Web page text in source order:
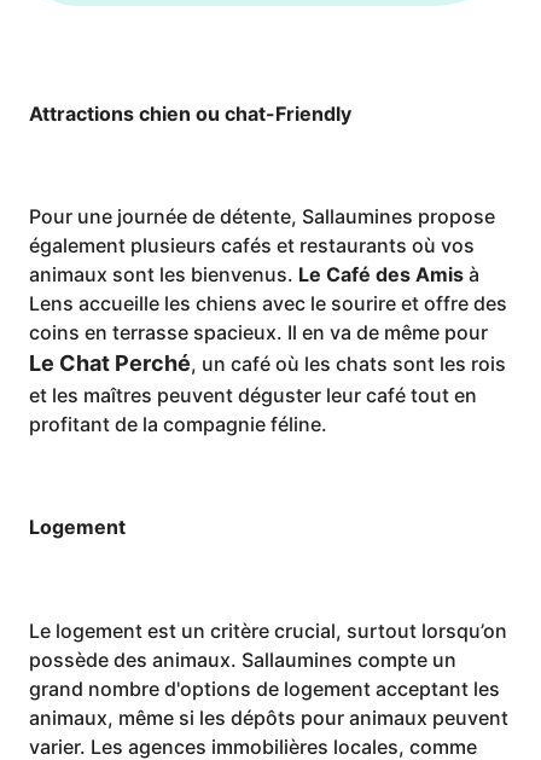
Attractions chien ou chat-Friendly
Pour une journée de détente, Sallaumines propose
également plusieurs cafés et restaurants où vos
animaux sont les bienvenus. Le Café des Amis à
Lens accueille les chiens avec le sourire et offre des
coins en terrasse spacieux. Il en va de même pour
Le Chat Perché, un café où les chats sont les rois
et les maîtres peuvent déguster leur café tout en
profitant de la compagnie féline.
Logement
Le logement est un critère crucial, surtout lorsqu’on
possède des animaux. Sallaumines compte un
grand nombre d'options de logement acceptant les
animaux, même si les dépôts pour animaux peuvent
varier. Les agences immobilières locales, comme